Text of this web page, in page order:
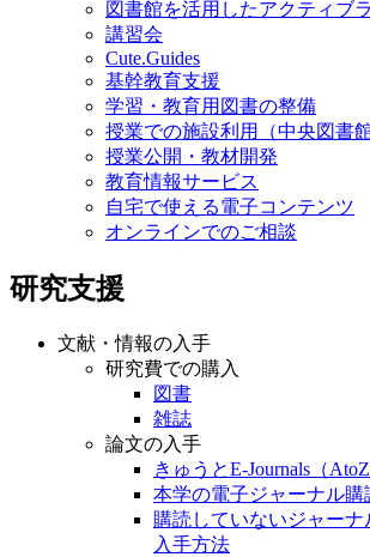
図書館を活用したアクティブ
講習会
Cute.Guides
基幹教育支援
学習・教育用図書の整備
授業での施設利用（中央図書館
授業公開・教材開発
教育情報サービス
自宅で使える電子コンテンツ
オンラインでのご相談
研究支援
文献・情報の入手
研究費での購入
図書
雑誌
論文の入手
きゅうとE-Journals（
本学の電子ジャーナル購
購読していないジャーナ
入手方法